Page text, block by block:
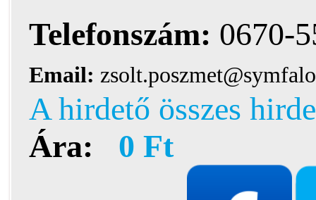
Telefonszám: 0670-
Email:
A hirdető összes
Ára:
0 Ft